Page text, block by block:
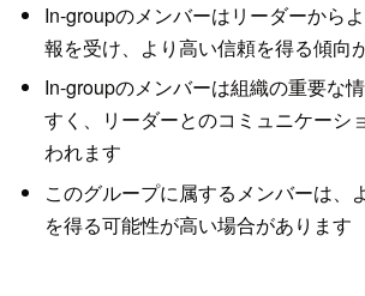
In-groupのメンバーはリーダーから
報を受け、より高い信頼を得る傾向
In-groupのメンバーは組織の重要な
すく、リーダーとのコミュニケーシ
われます
このグループに属するメンバーは、
を得る可能性が高い場合があります